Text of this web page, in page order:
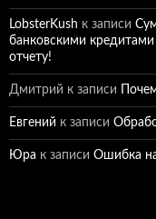
LobsterKush к записи
банковскими
отчету!
Дмитрий к записи
Евгений к записи
Юра к записи Ошибка на